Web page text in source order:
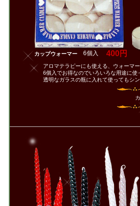
カップウォーマー 6個入 400円
アロマテラピーにも使える、ウォーマ
6個入でお得なのでいろいろな用途に使
透明なガラスの瓶に入れて使ってもシ